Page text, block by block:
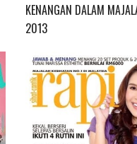
KENANGAN DALAM
2013